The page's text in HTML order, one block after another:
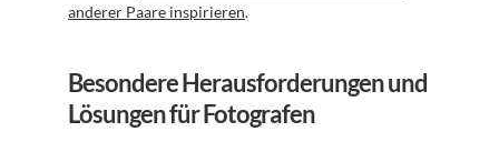
anderer Paare inspirieren.
Besondere Herausforderungen und
Lösungen für Fotografen